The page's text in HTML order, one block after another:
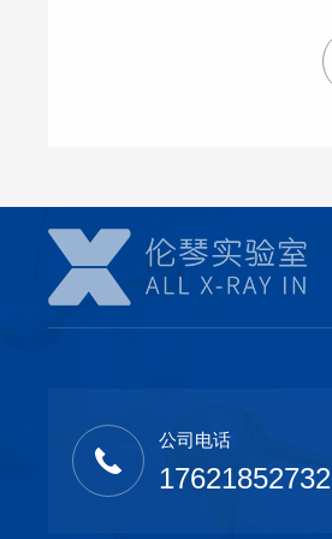
公司电话
17621852732